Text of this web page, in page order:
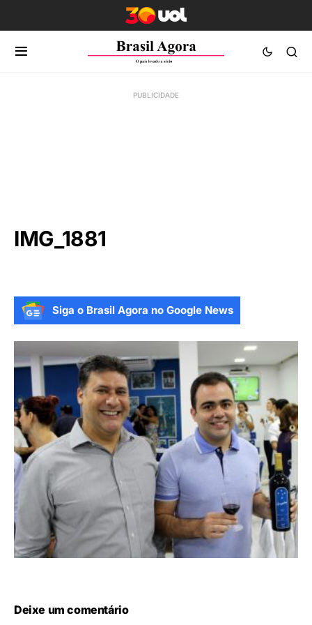
IMG_1881
Siga o Brasil Agora no Google News
Deixe um comentário